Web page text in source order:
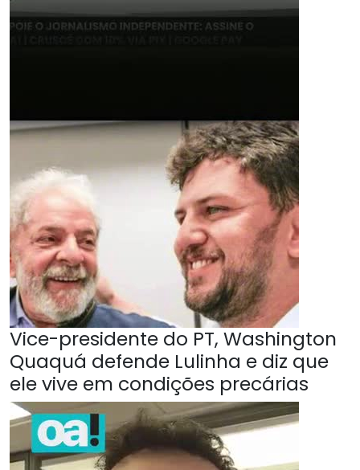
Vice-presidente do PT, Washington
Quaquá defende Lulinha e diz que
ele vive em condições precárias